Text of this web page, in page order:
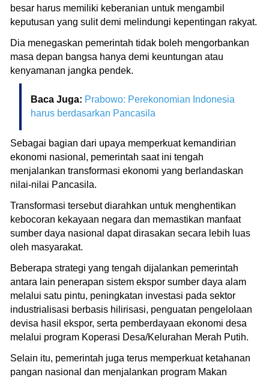
besar harus memiliki keberanian untuk mengambil
keputusan yang sulit demi melindungi kepentingan rakyat.
Dia menegaskan pemerintah tidak boleh mengorbankan
masa depan bangsa hanya demi keuntungan atau
kenyamanan jangka pendek.
Baca Juga: Prabowo: Perekonomian Indonesia
harus berdasarkan Pancasila
Sebagai bagian dari upaya memperkuat kemandirian
ekonomi nasional, pemerintah saat ini tengah
menjalankan transformasi ekonomi yang berlandaskan
nilai-nilai Pancasila.
Transformasi tersebut diarahkan untuk menghentikan
kebocoran kekayaan negara dan memastikan manfaat
sumber daya nasional dapat dirasakan secara lebih luas
oleh masyarakat.
Beberapa strategi yang tengah dijalankan pemerintah
antara lain penerapan sistem ekspor sumber daya alam
melalui satu pintu, peningkatan investasi pada sektor
industrialisasi berbasis hilirisasi, penguatan pengelolaan
devisa hasil ekspor, serta pemberdayaan ekonomi desa
melalui program Koperasi Desa/Kelurahan Merah Putih.
Selain itu, pemerintah juga terus memperkuat ketahanan
pangan nasional dan menjalankan program Makan